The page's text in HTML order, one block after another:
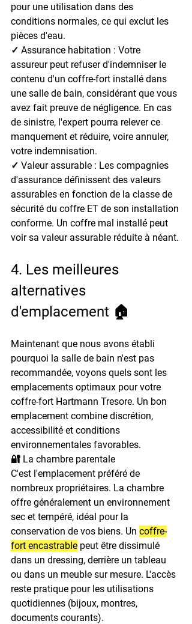
pour une utilisation dans des
conditions normales, ce qui exclut les
pièces d'eau.
✓ Assurance habitation : Votre
assureur peut refuser d'indemniser le
contenu d'un coffre-fort installé dans
une salle de bain, considérant que vous
avez fait preuve de négligence. En cas
de sinistre, l'expert pourra relever ce
manquement et réduire, voire annuler,
votre indemnisation.
✓ Valeur assurable : Les compagnies
d'assurance définissent des valeurs
assurables en fonction de la classe de
sécurité du coffre ET de son installation
conforme. Un coffre mal installé peut
voir sa valeur assurable réduite à néant.
4. Les meilleures
alternatives
d'emplacement 🏠
Maintenant que nous avons établi
pourquoi la salle de bain n'est pas
recommandée, voyons quels sont les
emplacements optimaux pour votre
coffre-fort Hartmann Tresore. Un bon
emplacement combine discrétion,
accessibilité et conditions
environnementales favorables.
🔐 La chambre parentale
C'est l'emplacement préféré de
nombreux propriétaires. La chambre
offre généralement un environnement
sec et tempéré, idéal pour la
conservation de vos biens. Un coffre-
fort encastrable peut être dissimulé
dans un dressing, derrière un tableau
ou dans un meuble sur mesure. L'accès
reste pratique pour les utilisations
quotidiennes (bijoux, montres,
documents courants).